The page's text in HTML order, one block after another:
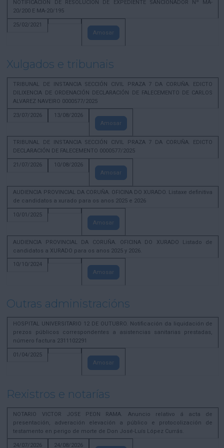
NOTIFICACION DE RESOLUCION DE EXPEDIENTE SANCIONADOR Nº MA-
20/200 E MA-20/195
25/02/2021
Amosar
Xulgados e tribunais
TRIBUNAL DE INSTANCIA SECCIÓN CIVIL PRAZA 7 DA CORUÑA. EDICTO
DILIXENCIA DE ORDENACIÓN DECLARACIÓN DE FALECEMENTO DE CARLOS
ALVAREZ NAVEIRO 0000577/2025
23/07/2026
13/08/2026
Amosar
TRIBUNAL DE INSTANCIA SECCIÓN CIVIL PRAZA 7 DA CORUÑA. EDICTO
DECLARACIÓN DE FALECEMENTO 0000577/2025
21/07/2026
10/08/2026
Amosar
AUDIENCIA PROVINCIAL DA CORUÑA. OFICINA DO XURADO. Listaxe definitiva
de candidatos a xurado para os anos 2025 e 2026
10/01/2025
Amosar
AUDIENCIA PROVINCIAL DA CORUÑA. OFICINA DO XURADO Listado de
candidatos a XURADO para os anos 2025 y 2026.
10/10/2024
Amosar
Outras administracións
HOSPITAL UNIVERSITARIO 12 DE OUTUBRO. Notificación da liquidación de
prezos públicos correspondentes a asistencias sanitarias prestadas,
número factura 2311102291
01/04/2025
Amosar
Rexistros e notarías
NOTARIO VICTOR JOSE PEON RAMA. Anuncio relativo á acta de
presentación, adveración elevación a público e protocolización de
testamento en perigo de morte de Don José-Luís López Currás.
24/07/2026
24/08/2026